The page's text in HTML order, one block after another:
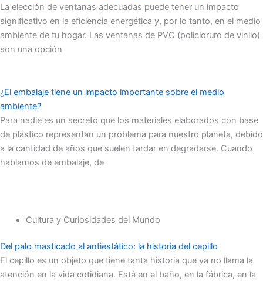
La elección de ventanas adecuadas puede tener un impacto
significativo en la eficiencia energética y, por lo tanto, en el medio
ambiente de tu hogar. Las ventanas de PVC (policloruro de vinilo)
son una opción
¿El embalaje tiene un impacto importante sobre el medio
ambiente?
Para nadie es un secreto que los materiales elaborados con base
de plástico representan un problema para nuestro planeta, debido
a la cantidad de años que suelen tardar en degradarse. Cuando
hablamos de embalaje, de
Cultura y Curiosidades del Mundo
Del palo masticado al antiestático: la historia del cepillo
El cepillo es un objeto que tiene tanta historia que ya no llama la
atención en la vida cotidiana. Está en el baño, en la fábrica, en la